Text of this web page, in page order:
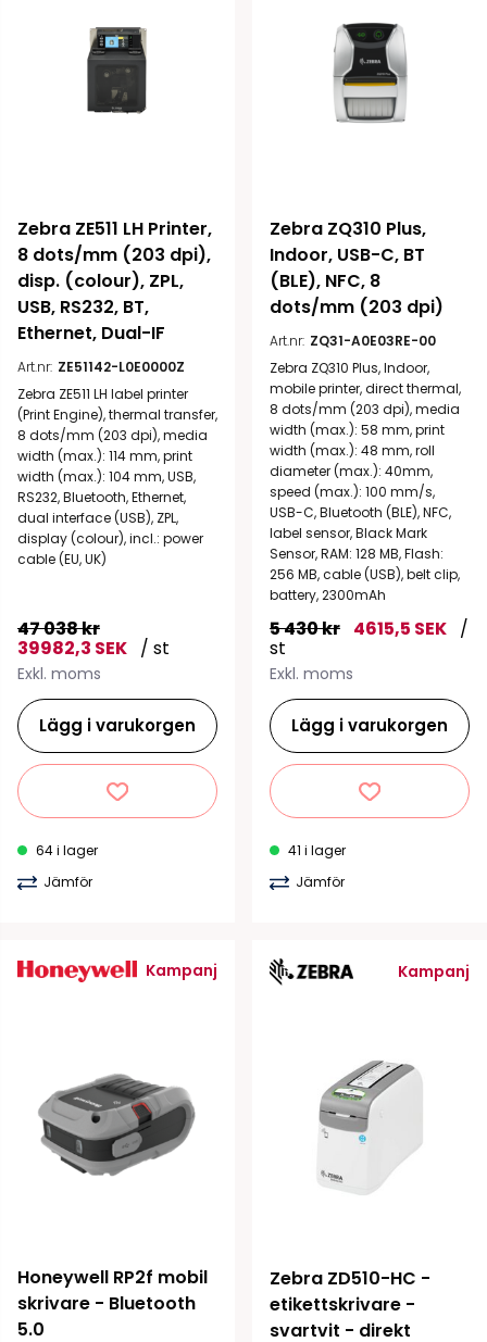
Zebra ZE511 LH Printer,
8 dots/mm (203 dpi),
disp. (colour), ZPL,
USB, RS232, BT,
Ethernet, Dual-IF
Art.nr: ZE51142-L0E0000Z
Zebra ZE511 LH label printer
(Print Engine), thermal transfer,
8 dots/mm (203 dpi), media
width (max.): 114 mm, print
width (max.): 104 mm, USB,
RS232, Bluetooth, Ethernet,
dual interface (USB), ZPL,
display (colour), incl.: power
cable (EU, UK)
47 038 kr
39982,3 SEK / st
Exkl. moms
Lägg i varukorgen
64 i lager
Jämför
Zebra ZQ310 Plus,
Indoor, USB-C, BT
(BLE), NFC, 8
dots/mm (203 dpi)
Art.nr: ZQ31-A0E03RE-00
Zebra ZQ310 Plus, Indoor,
mobile printer, direct thermal,
8 dots/mm (203 dpi), media
width (max.): 58 mm, print
width (max.): 48 mm, roll
diameter (max.): 40mm,
speed (max.): 100 mm/s,
USB-C, Bluetooth (BLE), NFC,
label sensor, Black Mark
Sensor, RAM: 128 MB, Flash:
256 MB, cable (USB), belt clip,
battery, 2300mAh
5 430 kr 4615,5 SEK /
st
Exkl. moms
Lägg i varukorgen
41 i lager
Jämför
Kampanj
Honeywell RP2f mobil
skrivare - Bluetooth
5.0
Kampanj
Zebra ZD510-HC -
etikettskrivare -
svartvit - direkt